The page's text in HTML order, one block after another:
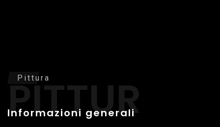
PITTURA
Pittura
Informazioni generali